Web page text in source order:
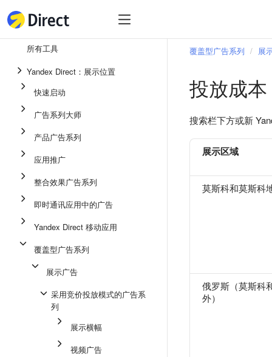
即时通讯应用中的广告
所有工具
Yandex Direct：展示位置
快速启动
广告系列大师
产品广告系列
应用推广
整合效果广告系列
即时通讯应用中的广告
Yandex Direct 移动应用
覆盖型广告系列
展示广告
采用竞价投放模式的广告系
列
展示横幅
视频广告
覆盖型广告系列 展
投放成本
搜索栏下方或新
展示区域
莫斯科和莫斯科
俄罗斯（莫斯科
外）